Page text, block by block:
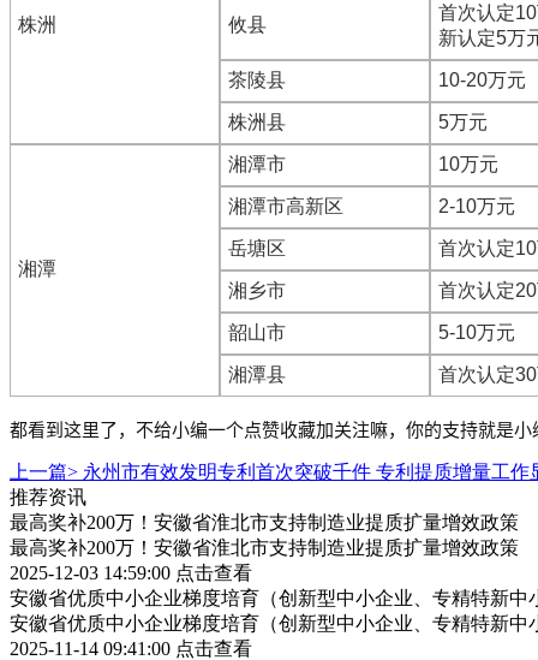
株洲 攸县
首次认定
新认定5万
茶陵县 10-20万元
株洲县 5万元
湘潭
湘潭市 10万元
湘潭市高新区 2-10万元
岳塘区 首次认定
湘乡市 首次认定
韶山市 5-10万元
湘潭县 首次认定
都看到这里了，不给小编一个点赞收藏加关注嘛，你的支持就是
上一篇> 永州市有效发明专利首次突破千件 专利提质增量工作
推荐资讯
最高奖补200万！安徽省淮北市支持制造业提质扩量增效政策
最高奖补200万！安徽省淮北市支持制造业提质扩量增效政策
2025-12-03 14:59:00 点击查看
安徽省优质中小企业梯度培育（创新型中小企业、专精特新中
安徽省优质中小企业梯度培育（创新型中小企业、专精特新中
2025-11-14 09:41:00 点击查看